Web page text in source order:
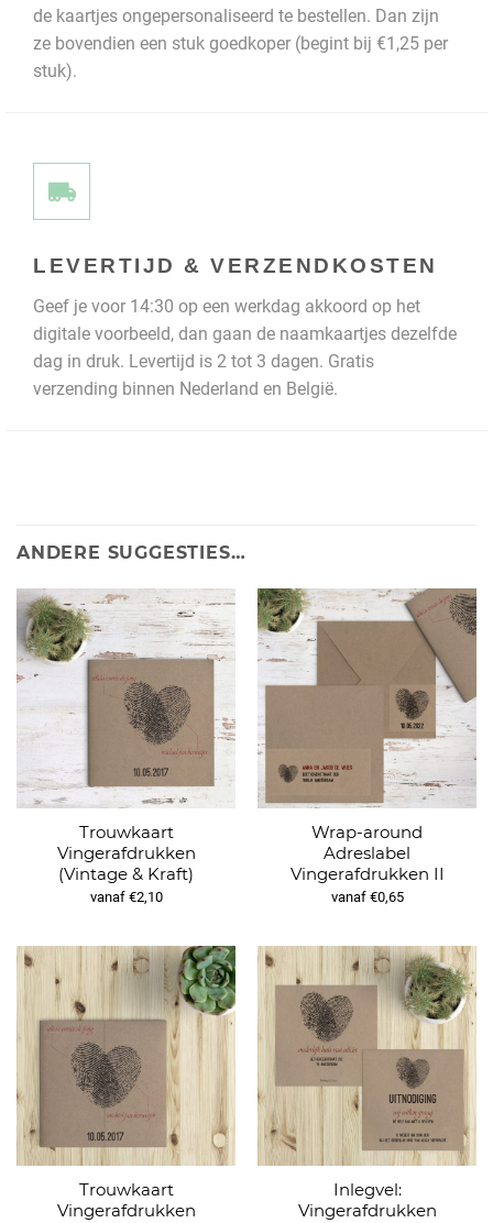
de kaartjes ongepersonaliseerd te bestellen. Dan zijn
ze bovendien een stuk goedkoper (begint bij €1,25 per
stuk).
LEVERTIJD & VERZENDKOSTEN
Geef je voor 14:30 op een werkdag akkoord op het
digitale voorbeeld, dan gaan de naamkaartjes dezelfde
dag in druk. Levertijd is 2 tot 3 dagen. Gratis
verzending binnen Nederland en België.
ANDERE SUGGESTIES…
Trouwkaart
Vingerafdrukken
(Vintage & Kraft)
vanaf €2,10
Wrap-around
Adreslabel
Vingerafdrukken II
vanaf €0,65
Trouwkaart
Vingerafdrukken
Inlegvel:
Vingerafdrukken